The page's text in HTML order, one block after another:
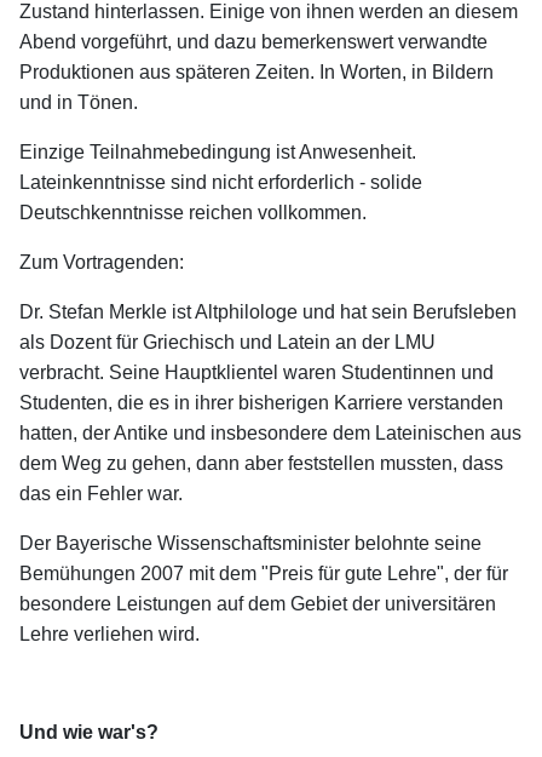
Zustand hinterlassen. Einige von ihnen werden an diesem
Abend vorgeführt, und dazu bemerkenswert verwandte
Produktionen aus späteren Zeiten. In Worten, in Bildern
und in Tönen.
Einzige Teilnahmebedingung ist Anwesenheit.
Lateinkenntnisse sind nicht erforderlich - solide
Deutschkenntnisse reichen vollkommen.
Zum Vortragenden:
Dr. Stefan Merkle ist Altphilologe und hat sein Berufsleben
als Dozent für Griechisch und Latein an der LMU
verbracht. Seine Hauptklientel waren Studentinnen und
Studenten, die es in ihrer bisherigen Karriere verstanden
hatten, der Antike und insbesondere dem Lateinischen aus
dem Weg zu gehen, dann aber feststellen mussten, dass
das ein Fehler war.
Der Bayerische Wissenschaftsminister belohnte seine
Bemühungen 2007 mit dem "Preis für gute Lehre", der für
besondere Leistungen auf dem Gebiet der universitären
Lehre verliehen wird.
Und wie war's?